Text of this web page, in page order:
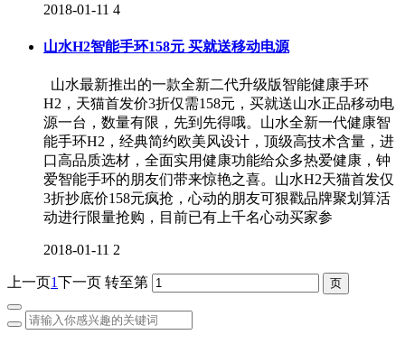
2018-01-11 4
山水H2智能手环158元 买就送移动电源
山水最新推出的一款全新二代升级版智能健康手环
H2，天猫首发价3折仅需158元，买就送山水正品移动电
源一台，数量有限，先到先得哦。山水全新一代健康智
能手环H2，经典简约欧美风设计，顶级高技术含量，进
口高品质选材，全面实用健康功能给众多热爱健康，钟
爱智能手环的朋友们带来惊艳之喜。山水H2天猫首发仅
3折抄底价158元疯抢，心动的朋友可狠戳品牌聚划算活
动进行限量抢购，目前已有上千名心动买家参
2018-01-11 2
上一页1下一页 转至第